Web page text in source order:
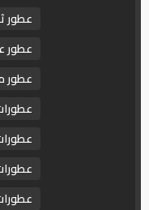
عطور
عطور
عطور